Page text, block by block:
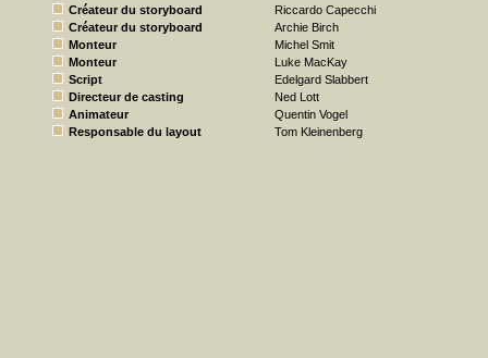
Créateur du storyboard
Riccardo Capecchi
Créateur du storyboard
Archie Birch
Monteur
Michel Smit
Monteur
Luke MacKay
Script
Edelgard Slabbert
Directeur de casting
Ned Lott
Animateur
Quentin Vogel
Responsable du layout
Tom Kleinenberg